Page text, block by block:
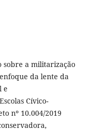
sobre a militarização
da lente da
e
Cívico-
nº 10.004/2019